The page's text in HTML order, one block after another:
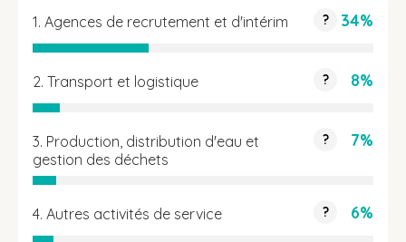
1. Agences de recrutement et d'intérim ? 34%
2. Transport et logistique ? 8%
3. Production, distribution d'eau et
gestion des déchets
? 7%
4. Autres activités de service ? 6%